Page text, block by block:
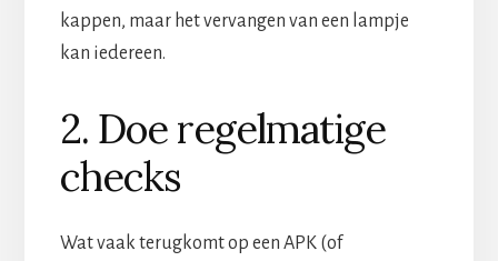
kappen, maar het vervangen van een lampje
kan iedereen.
2. Doe regelmatige
checks
Wat vaak terugkomt op een APK (of